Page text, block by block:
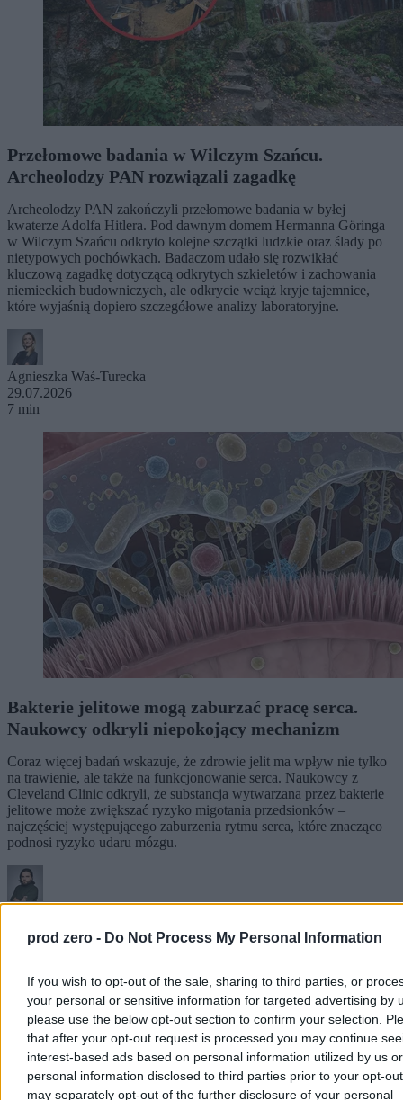
prod zero - Do Not Process My Personal Information
If you wish to opt-out of the sale, sharing to third parties, or
your personal or sensitive information for targeted advertising by
please use the below opt-out section to confirm your selection.
that after your opt-out request is processed you may continue
interest-based ads based on personal information utilized by us or
personal information disclosed to third parties prior to your opt-
may separately opt-out of the further disclosure of your personal
Przełomowe badania w Wilczym Szańcu.
Archeolodzy PAN rozwiązali zagadkę
Archeolodzy PAN zakończyli przełomowe badania w byłej
kwaterze Adolfa Hitlera. Pod dawnym domem Hermanna Göringa
w Wilczym Szańcu odkryto kolejne szczątki ludzkie oraz ślady po
nietypowych pochówkach. Badaczom udało się rozwikłać
kluczową zagadkę dotyczącą odkrytych szkieletów i zachowania
niemieckich budowniczych, ale odkrycie wciąż kryje tajemnice,
które wyjaśnią dopiero szczegółowe analizy laboratoryjne.
Agnieszka Waś-Turecka
29.07.2026
7 min
Bakterie jelitowe mogą zaburzać pracę serca.
Naukowcy odkryli niepokojący mechanizm
Coraz więcej badań wskazuje, że zdrowie jelit ma wpływ nie tylko
na trawienie, ale także na funkcjonowanie serca. Naukowcy z
Cleveland Clinic odkryli, że substancja wytwarzana przez bakterie
jelitowe może zwiększać ryzyko migotania przedsionków –
najczęściej występującego zaburzenia rytmu serca, które znacząco
podnosi ryzyko udaru mózgu.
29.07.2026
3 min